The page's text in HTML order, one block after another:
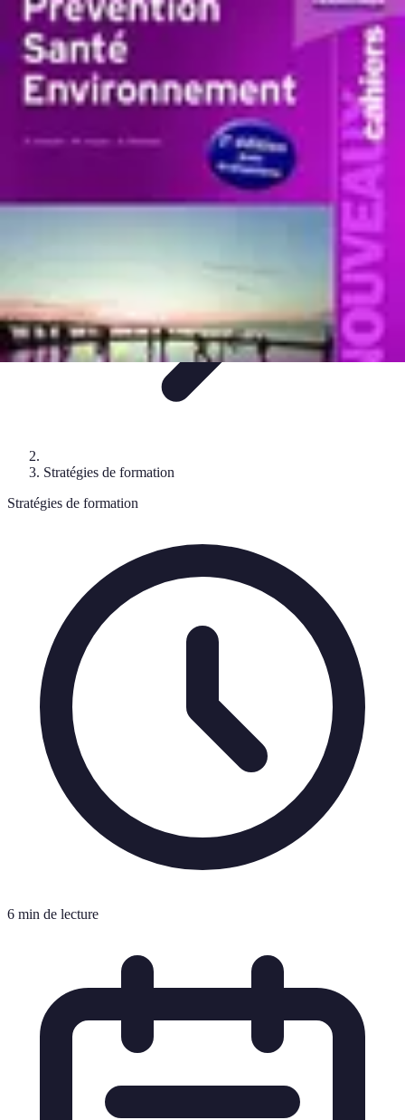
Training Pro
Méthodes de Formation
Formation sur
mesureFormation et Méthodologies Optimisation du Training
Training Pro
Stratégies de formation
Stratégies de formation
6 min de lecture